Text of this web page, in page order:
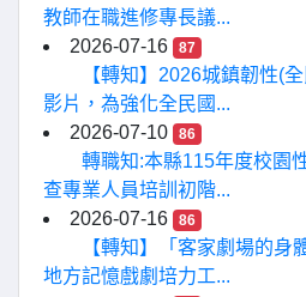
教師在職進修專長議...
2026-07-16
87
【轉知】2026城鎮韌性(
影片，為強化全民國...
2026-07-10
86
轉職知:本縣115年度校園
查專業人員培訓初階...
2026-07-16
86
【轉知】「客家劇場的身
地方記憶戲劇培力工...